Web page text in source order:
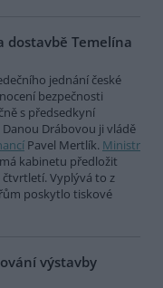
dostavbě Temelína
jednání české
bezpečnosti
s předsedkyní
Danou Drábovou ji vládě
Pavel Mertlík. Ministr
kabinetu předložit
Vyplývá to z
poskytlo tiskové
výstavby